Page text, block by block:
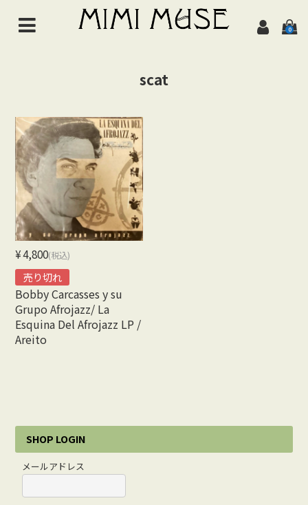
0
ABOUT
ALL ITEMS
MUSIC
Chanson de jazz
Jazz
Brazil
Latin/World
Vocal
Others
CONTACT
scat
¥4,800(税込)
売り切れ
Bobby Carcasses y su
Grupo Afrojazz/ La
Esquina Del Afrojazz LP /
Areito
SHOP LOGIN
メールアドレス